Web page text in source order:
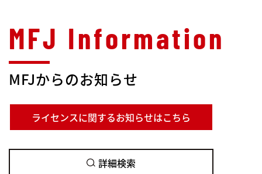
MFJからのお知らせ
ライセンスに関するお知らせはこちら
詳細検索